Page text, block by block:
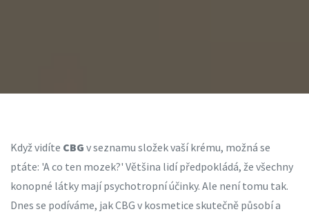
Když vidíte CBG v seznamu složek vaší krému, možná se
ptáte: 'A co ten mozek?' Většina lidí předpokládá, že všechny
konopné látky mají psychotropní účinky. Ale není tomu tak.
Dnes se podíváme, jak CBG v kosmetice skutečně působí a